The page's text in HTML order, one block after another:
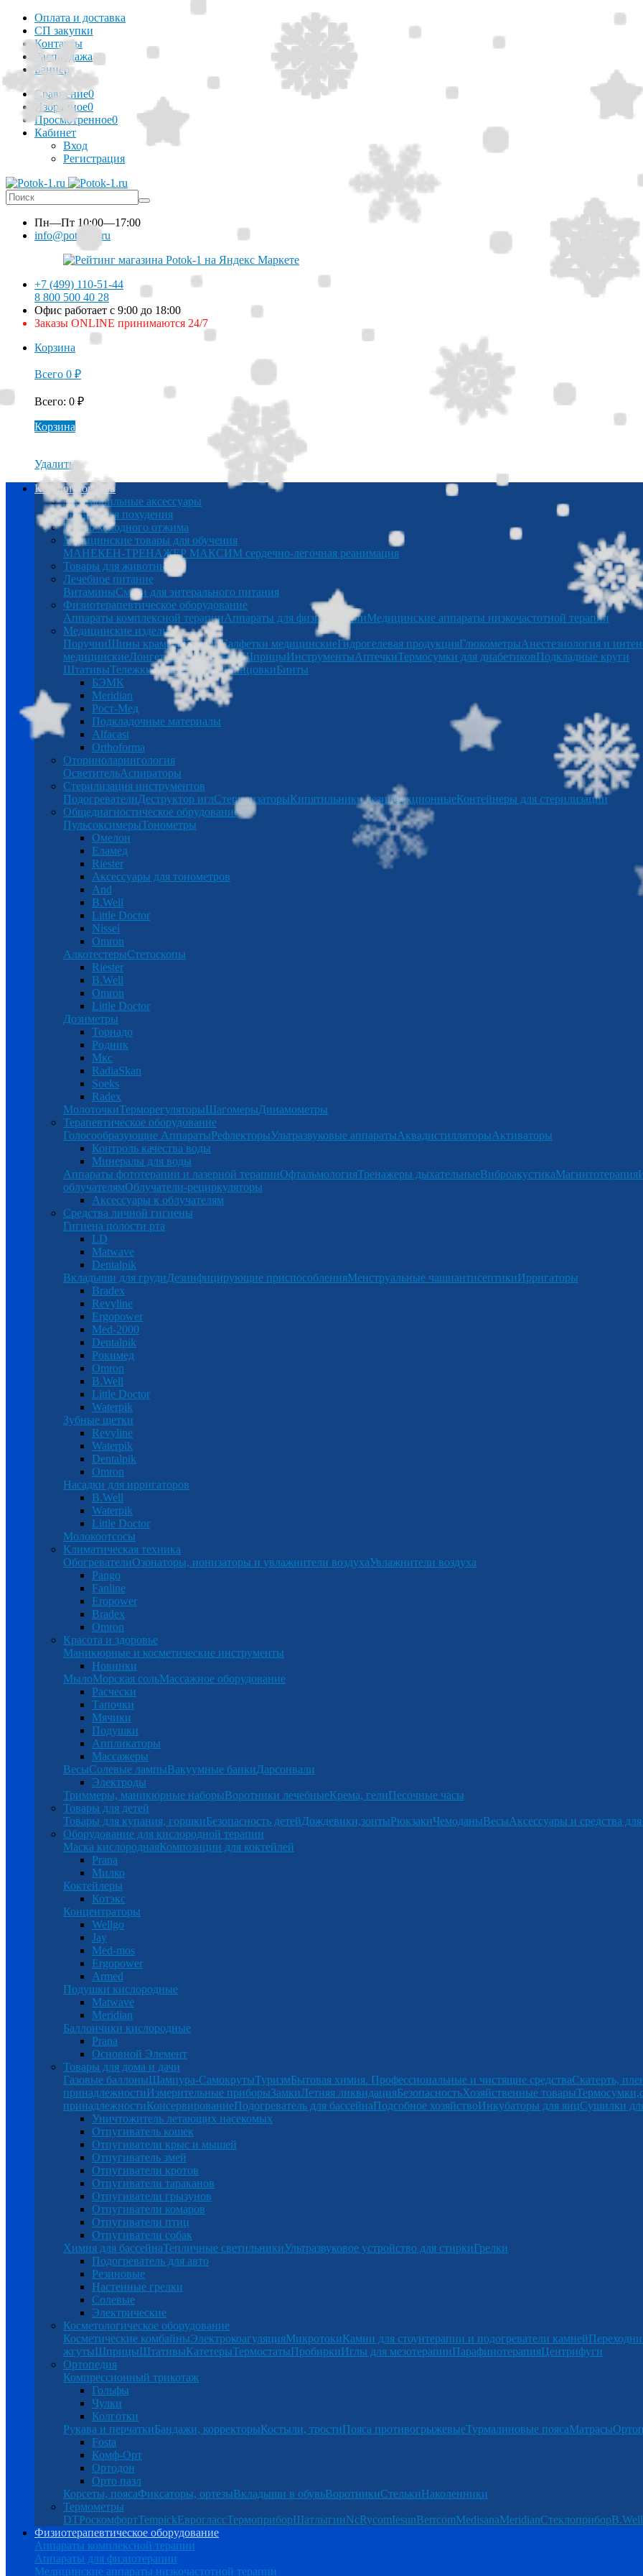
Оплата и доставка
СП закупки
Контакты
Распродажа
Баннер
Сравнение0
Избранное0
Просмотренное0
Кабинет
Вход
Регистрация
Пн—Пт 10:00—17:00
info@potok-1.ru
+7 (499) 110-51-44
8 800 500 40 28
Офис работает с 9:00 до 18:00
Заказы ONLINE принимаются 24/7
Корзина
Всего 0 ₽
Всего: 0 ₽
Корзина
Удалить
Каталог товаров
Автомобильные аксессуары
Товары для похудения
Масло холодного отжима
Медицинские товары для обучения
МАНЕКЕН-ТРЕНАЖЕР МАКСИМ сердечно-легочная реанимация
Товары для животных
Лечебное питание
ВитаминыСмеси для энтерального питания
Физиотерапевтическое оборудование
Аппараты комплексной терапииАппараты для физиотерапииМедицинские аппараты низкочастотной терапии
Медицинские изделия
ПоручниШины крамераБерушиСалфетки медицинскиеГидрогелевая продукцияГлюкометрыАнестезиология и
медицинскиеЛонгетыХалатыБинтыШприцыИнструментыАптечкиТермосумки для диабетиковПодкладные круги
ШтативыТележкиТаблетницыСпринцовкиБинты
БЭМК
Meridian
Рост-Мед
Подкладочные материалы
Alfacast
Orthoforma
Оториноларингология
ОсветительАспираторы
Стерилизация инструментов
ПодогревателиДеструктор иглСтерилизаторыКипятильники дезинфекционныеКонтейнеры для стерилизации
Общедиагностическое обрудование
ПульсоксимерыТонометры
Омелон
Еламед
Riester
Аксессуары для тонометров
And
B.Well
Little Doctor
Nissei
Omron
АлкотестерыСтетоскопы
Riester
B.Well
Omron
Little Doctor
Дозиметры
Торнадо
Родник
Мкс
RadiaSkan
Soeks
Radex
МолоточкиТерморегуляторыШагомерыДинамометры
Терапевтическое оборудование
Голосообразующие АппаратыРефлекторыУльтразвуковые аппаратыАквадистилляторыАктиваторы
Контроль качества воды
Минералы для воды
Аппараты фототерапии и лазерной терапииОфтальмологияТренажеры дыхательныеВиброакустикаМагнитотерапия
облучателямОблучатели-рециркуляторы
Аксессуары к облучателям
Средства личной гигиены
Гигиена полости рта
LD
Matwave
Dentalpik
Вкладыши для грудиДезинфицирующие приспособленияМенструальные чашиантисептикиИрригаторы
Bradex
Revyline
Ergopower
Med-2000
Dentalpik
Рокимед
Omron
B.Well
Little Doctor
Waterpik
Зубные щетки
Revyline
Waterpik
Dentalpik
Omron
Насадки для ирригаторов
B.Well
Waterpik
Little Doctor
Молокоотсосы
Климатическая техника
ОбогревателиОзонаторы, ионизаторы и увлажнители воздухаУвлажнители воздуха
Pango
Fanline
Eropower
Bradex
Omron
Красота и здоровье
Маникюрные и косметические инструменты
Новинки
МылоМорская сольМассажное оборудование
Расчески
Тапочки
Мячики
Подушки
Аппликаторы
Массажеры
ВесыСолевые лампыВакуумные банкиДарсонвали
Электроды
Триммеры, маникюрные наборыВоротники лечебныеКрема, гелиПесочные часы
Товары для детей
Товары для купания, горшкиБезопасность детейДождевики,зонтыРюкзакиЧемоданыВесыАксессуары и средства
Оборудование для кислородной терапии
Маска кислороднаяКомпозиции для коктейлей
Prana
Милко
Коктейлеры
Котэкс
Концентраторы
Wellgo
Jay
Med-mos
Ergopower
Armed
Подушки кислородные
Matwave
Meridian
Баллончики кислородные
Prana
Основной Элемент
Товары для дома и дачи
Газовые баллоныШампура-СамокрутыТуризмБытовая химия. Профессиональные и чистящие средстваСкатерть,
принадлежностиИзмерительные приборыЗамкиЛетняя ликвидацияБезопасностьХозяйственные товары
принадлежностиКонсервированиеПодогреватель для бассейнаПодсобное хозяйствоИнкубаторы для яицСушилки
Уничтожитель летающих насекомых
Отпугиватель кошек
Отпугиватели крыс и мышей
Отпугиватель змей
Отпугиватели кротов
Отпугиватели тараканов
Отпугиватели грызунов
Отпугиватели комаров
Отпугиватели птиц
Отпугиватели собак
Химия для бассейнаТепличные светильникиУльтразвуковое устройство для стиркиГрелки
Подогреватель для авто
Резиновые
Настенные грелки
Солевые
Электрические
Косметологическое оборудование
Косметические комбайныЭлектрокоагуляцияМикротокиКамни для стоунтерапии и подогреватели камней
жгутыШприцыШтативыКатетерыТермостатыПробиркиИглы для мезотерапииПарафинотерапияЦентрифуги
Ортопедия
Компрессионный трикотаж
Гольфы
Чулки
Колготки
Рукава и перчаткиБандажи, корректорыКостыли, тростиПояса противогрыжевыеТурмалиновые поясаМатрасы
Fosta
Комф-Орт
Ортодон
Орто пазл
Корсеты, поясаФиксаторы, ортезыВкладыши в обувьВоротникиСтелькиНаколенники
Термометры
DTРоскомфортTempickЕвроглассТермоприборШатлыгинNcRycomIesunBerrcomMedisanaMeridianСтеклоприборB.Well
Физиотерапевтическое оборудование
Аппараты комплексной терапии
Аппараты для физиотерапии
Медицинские аппараты низкочастотной терапии